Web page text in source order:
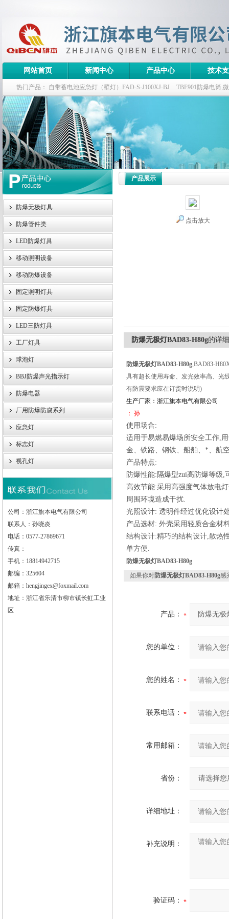
浙江旗本电气有限公司
网站首页 新闻中心 产品中心 技术
热门产品： 自带蓄电池应急灯（壁灯）FAD-S-J100XJ-BJ TBF901防爆电筒,
栏式无极灯 G9960-W120W长寿无极工厂灯,三防无极灯
防爆泛光灯
防爆无极灯具
防爆管件类
LED防爆灯具
移动照明设备
移动防爆设备
固定照明灯具
固定防爆灯具
LED三防灯具
工厂灯具
球泡灯
BBJ防爆声光指示灯
防爆电器
厂用防爆防腐系列
应急灯
标志灯
视孔灯
公司：浙江旗本电气有限公司
联系人：孙晓炎
电话：0577-27869671
传真：
手机：18814942715
邮编：325604
邮箱：hengjingex@foxmail.com
地址：浙江省乐清市柳市镇长虹工业
区
产品展示
点击放大
防爆无极灯BAD83-H80g的详
防爆无极灯BAD83-H80g,BAD83-
具有超长使用寿命、发光效率高、光
有防震要求应在订货时说明)
生产厂家：浙江旗本电气有限公司
： 孙
使用场合:
适用于易燃易爆场所安全工作,
金、铁路、钢铁、船舶、*、航
产品特点:
防爆性能:隔爆型zui高防爆等级
高效节能:采用高强度气体放电
周围环境造成干扰.
光照设计: 透明件经过优化设计
产品选材: 外壳采用轻质合金材
结构设计:精巧的结构设计,散热
单方便.
防爆无极灯BAD83-H80g
如果你对防爆无极灯BAD83-H80g感
产品：
您的单位：
您的姓名：
联系电话：
常用邮箱：
省份：
详细地址：
补充说明：
验证码：